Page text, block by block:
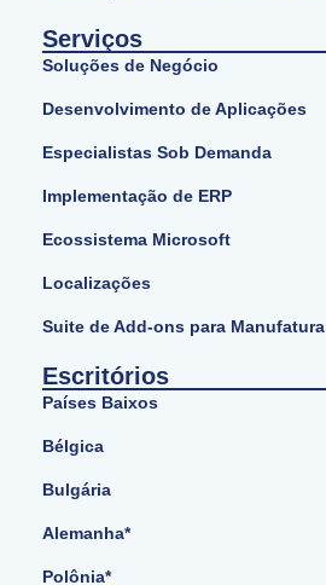
Serviços
Soluções de Negócio
Desenvolvimento de Aplicações
Especialistas Sob Demanda
Implementação de ERP
Ecossistema Microsoft
Localizações
Suite de Add-ons para Manufatura
Escritórios
Países Baixos
Bélgica
Bulgária
Alemanha*
Polônia*